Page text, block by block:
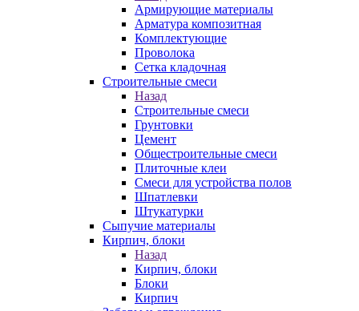
Армирующие материалы
Арматура композитная
Комплектующие
Проволока
Сетка кладочная
Строительные смеси
Назад
Строительные смеси
Грунтовки
Цемент
Общестроительные смеси
Плиточные клеи
Смеси для устройства полов
Шпатлевки
Штукатурки
Сыпучие материалы
Кирпич, блоки
Назад
Кирпич, блоки
Блоки
Кирпич